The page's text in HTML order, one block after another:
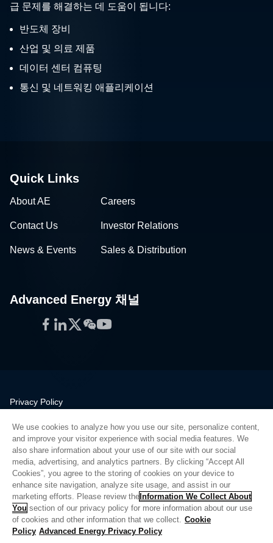
급 문제를 해결하는 데 도움이 됩니다:
반도체 장비
산업 및 의료 제품
데이터 센터 컴퓨팅
통신 및 네트워킹 애플리케이션
Quick Links
About AE Careers
Contact Us Investor Relations
News & Events Sales & Distribution
Advanced Energy 채널
Facebook
LinkedIn
Twitter
WeChat
YouTube
Privacy Policy
Quality
Sitemap
Supplier Portal
UK Modern Slavery Act
Privacy Preferences
Do Not Sell or Share My Personal Information
Limit the Use of My Sensitive Personal Information
We use cookies to analyze how you use our site, personalize content,
and improve your visitor experience with social media features. We
also share information about your use of our site with our social
media, advertising, and analytics partners. By clicking “Accept All
Cookies”, you agree to the storing of cookies on your device to
enhance site navigation, analyze site usage, and assist in our
marketing efforts. Please review the Information We Collect About
You section of our privacy policy for more information about our use
of cookies and other information that we collect. Cookie
Policy Advanced Energy Privacy Policy